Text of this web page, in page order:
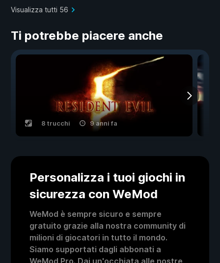
Visualizza tutti 56
Ti potrebbe piacere anche
8 trucchi 9 anni fa
Personalizza i tuoi giochi in
sicurezza con WeMod
WeMod è sempre sicuro e sempre
gratuito grazie alla nostra community di
milioni di giocatori in tutto il mondo.
Siamo supportati dagli abbonati a